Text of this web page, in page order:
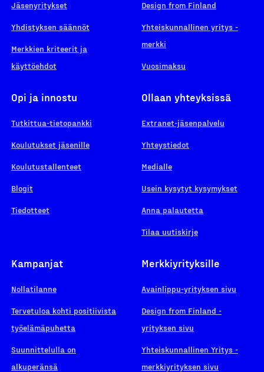
Jäsenyritykset
Yhdistyksen säännöt
Merkkien kriteerit ja
käyttöehdot
Design from Finland
Yhteiskunnallinen yritys -
merkki
Vuosimaksu
Opi ja innostu
Tutkittua-tietopankki
Koulutukset jäsenille
Koulutustallenteet
Blogit
Tiedotteet
Ollaan yhteyksissä
Extranet-jäsenpalvelu
Yhteystiedot
Medialle
Usein kysytyt kysymykset
Anna palautetta
Tilaa uutiskirje
Kampanjat
Nollatilanne
Tervetuloa kohti positiivista
työelämäpuhetta
Suunnittelulla on
alkuperänsä
Merkkiyrityksille
Avainlippu-yrityksen sivu
Design from Finland -
yrityksen sivu
Yhteiskunnallinen Yritys -
merkkiyrityksen sivu